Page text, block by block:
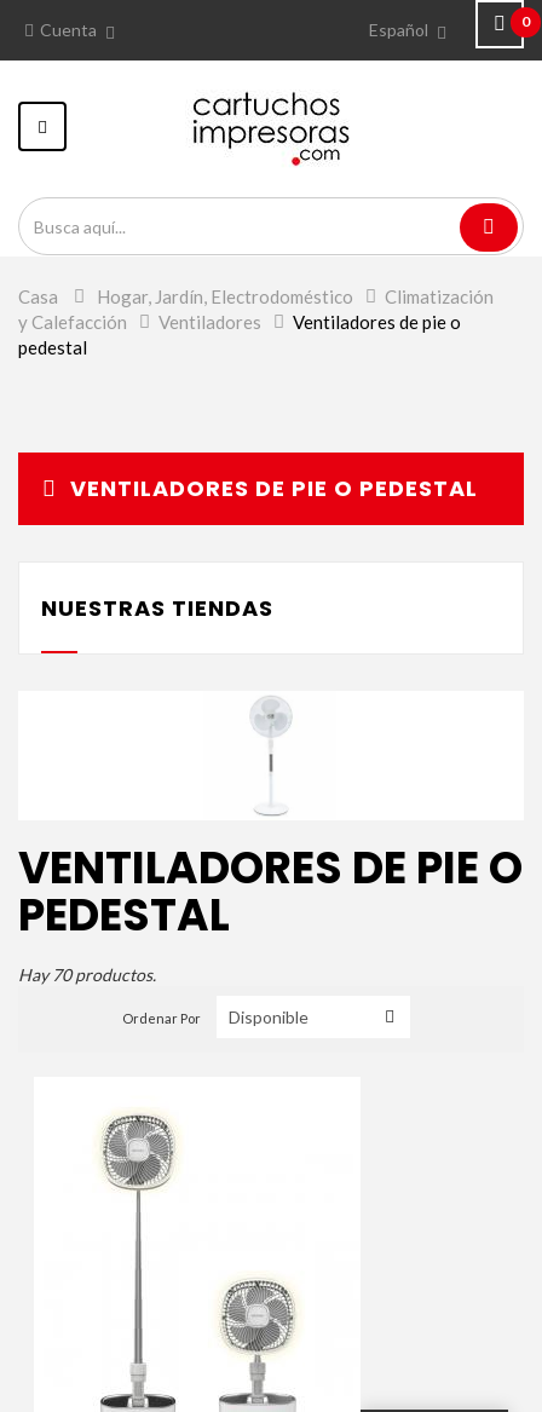
0
Español
Cuenta
Navegación
Toggle
Casa > Hogar, Jardín, Electrodoméstico > Climatización
y Calefacción
> Ventiladores > Ventiladores de pie o
pedestal
VENTILADORES DE PIE O PEDESTAL
NUESTRAS TIENDAS
VENTILADORES DE PIE O
PEDESTAL
Hay 70 productos.
Ordenar Por